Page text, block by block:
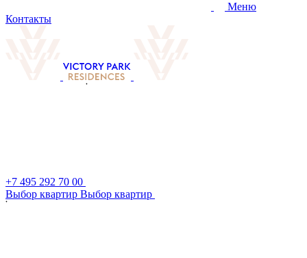
Меню
Контакты
+7 495 292 70 00
Выбор квартир Выбор квартир